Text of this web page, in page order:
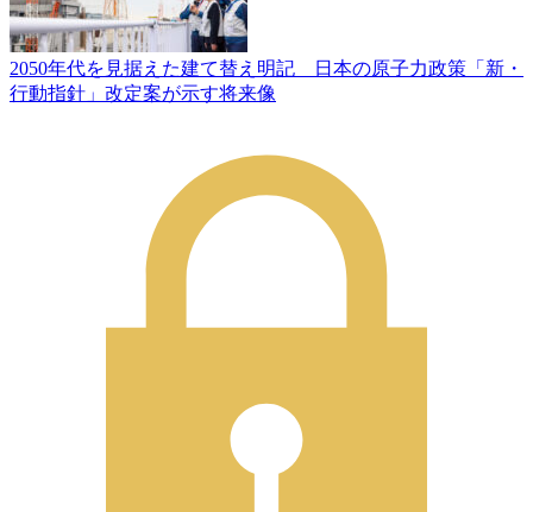
2050年代を見据えた建て替え明記 日本の原子力政策「新・
行動指針」改定案が示す将来像